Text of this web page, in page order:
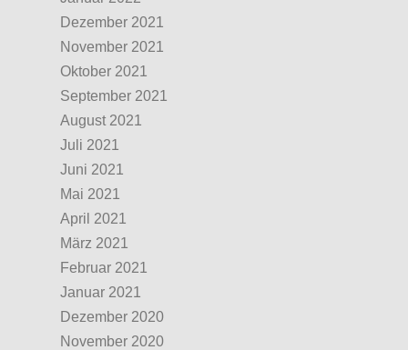
Dezember 2021
November 2021
Oktober 2021
September 2021
August 2021
Juli 2021
Juni 2021
Mai 2021
April 2021
März 2021
Februar 2021
Januar 2021
Dezember 2020
November 2020